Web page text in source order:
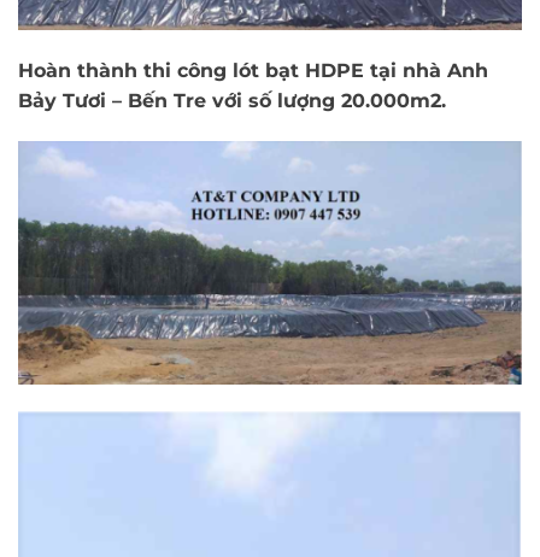
Hoàn thành thi công lót bạt HDPE tại nhà Anh
Bảy Tươi – Bến Tre với số lượng 20.000m2.